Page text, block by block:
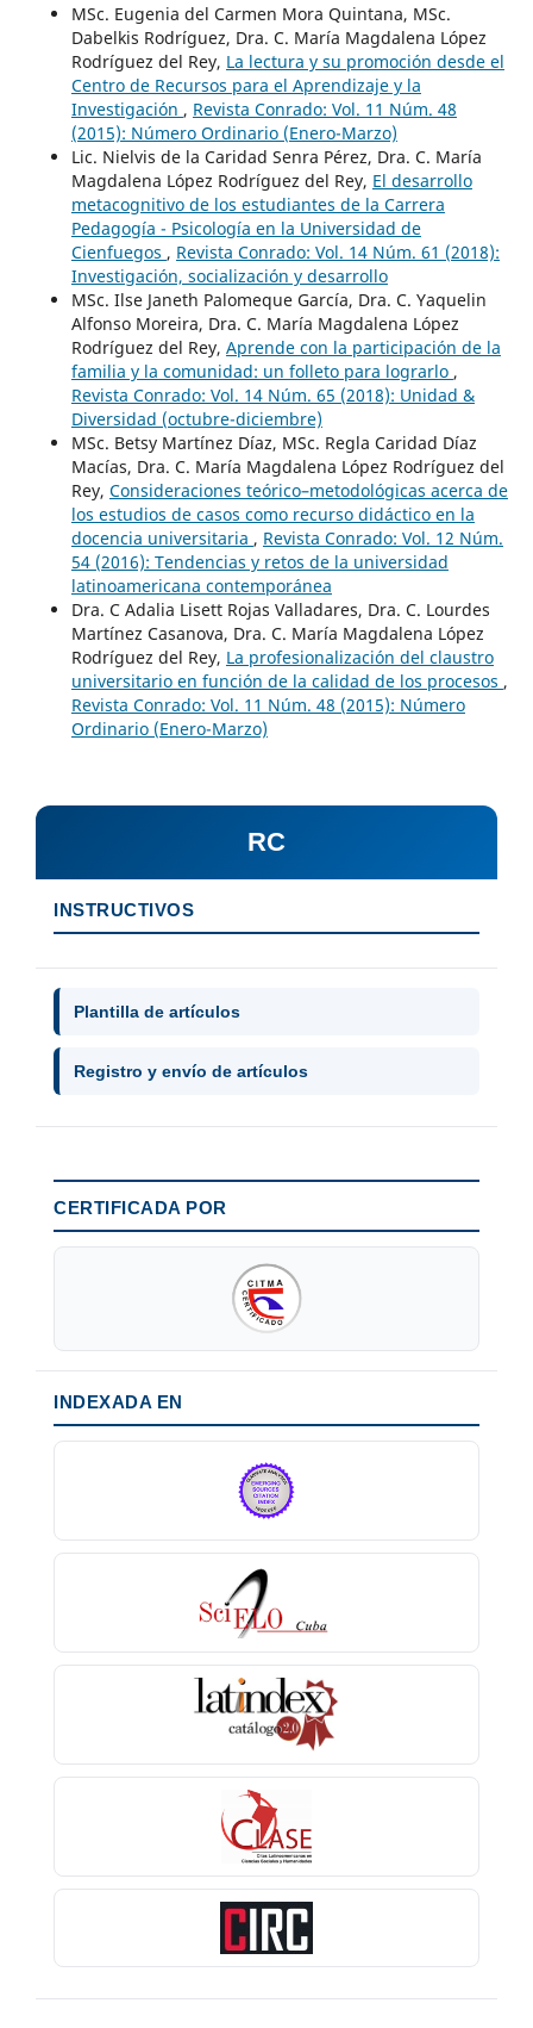
MSc. Eugenia del Carmen Mora Quintana, MSc.
Dabelkis Rodríguez, Dra. C. María Magdalena López
Rodríguez del Rey, La lectura y su promoción desde el
Centro de Recursos para el Aprendizaje y la
Investigación , Revista Conrado: Vol. 11 Núm. 48
(2015): Número Ordinario (Enero-Marzo)
Lic. Nielvis de la Caridad Senra Pérez, Dra. C. María
Magdalena López Rodríguez del Rey, El desarrollo
metacognitivo de los estudiantes de la Carrera
Pedagogía - Psicología en la Universidad de
Cienfuegos , Revista Conrado: Vol. 14 Núm. 61 (2018):
Investigación, socialización y desarrollo
MSc. Ilse Janeth Palomeque García, Dra. C. Yaquelin
Alfonso Moreira, Dra. C. María Magdalena López
Rodríguez del Rey, Aprende con la participación de la
familia y la comunidad: un folleto para lograrlo ,
Revista Conrado: Vol. 14 Núm. 65 (2018): Unidad &
Diversidad (octubre-diciembre)
MSc. Betsy Martínez Díaz, MSc. Regla Caridad Díaz
Macías, Dra. C. María Magdalena López Rodríguez del
Rey, Consideraciones teórico–metodológicas acerca de
los estudios de casos como recurso didáctico en la
docencia universitaria , Revista Conrado: Vol. 12 Núm.
54 (2016): Tendencias y retos de la universidad
latinoamericana contemporánea
Dra. C Adalia Lisett Rojas Valladares, Dra. C. Lourdes
Martínez Casanova, Dra. C. María Magdalena López
Rodríguez del Rey, La profesionalización del claustro
universitario en función de la calidad de los procesos ,
Revista Conrado: Vol. 11 Núm. 48 (2015): Número
Ordinario (Enero-Marzo)
RC
INSTRUCTIVOS
Plantilla de artículos
Registro y envío de artículos
CERTIFICADA POR
INDEXADA EN